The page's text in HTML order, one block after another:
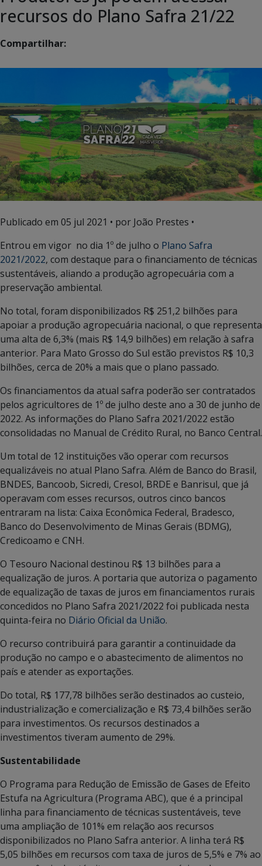
recursos do Plano Safra 21/22
Compartilhar:
Publicado em 05 jul 2021 • por João Prestes •
Entrou em vigor no dia 1º de julho o Plano Safra
2021/2022, com destaque para o financiamento de técnicas
sustentáveis, aliando a produção agropecuária com a
preservação ambiental.
No total, foram disponibilizados R$ 251,2 bilhões para
apoiar a produção agropecuária nacional, o que representa
uma alta de 6,3% (mais R$ 14,9 bilhões) em relação à safra
anterior. Para Mato Grosso do Sul estão previstos R$ 10,3
bilhões, cerca de 20% a mais que o plano passado.
Os financiamentos da atual safra poderão ser contratados
pelos agricultores de 1º de julho deste ano a 30 de junho de
2022. As informações do Plano Safra 2021/2022 estão
consolidadas no Manual de Crédito Rural, no Banco Central.
Um total de 12 instituições vão operar com recursos
equalizáveis no atual Plano Safra. Além de Banco do Brasil,
BNDES, Bancoob, Sicredi, Cresol, BRDE e Banrisul, que já
operavam com esses recursos, outros cinco bancos
entraram na lista: Caixa Econômica Federal, Bradesco,
Banco do Desenvolvimento de Minas Gerais (BDMG),
Credicoamo e CNH.
O Tesouro Nacional destinou R$ 13 bilhões para a
equalização de juros. A portaria que autoriza o pagamento
de equalização de taxas de juros em financiamentos rurais
concedidos no Plano Safra 2021/2022 foi publicada nesta
quinta-feira no Diário Oficial da União.
O recurso contribuirá para garantir a continuidade da
produção no campo e o abastecimento de alimentos no
país e atender as exportações.
Do total, R$ 177,78 bilhões serão destinados ao custeio,
industrialização e comercialização e R$ 73,4 bilhões serão
para investimentos. Os recursos destinados a
investimentos tiveram aumento de 29%.
Sustentabilidade
O Programa para Redução de Emissão de Gases de Efeito
Estufa na Agricultura (Programa ABC), que é a principal
linha para financiamento de técnicas sustentáveis, teve
uma ampliação de 101% em relação aos recursos
disponibilizados no Plano Safra anterior. A linha terá R$
5,05 bilhões em recursos com taxa de juros de 5,5% e 7% ao